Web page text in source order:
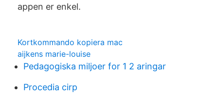
appen er enkel.
Kortkommando kopiera mac
aijkens marie-louise
Pedagogiska miljoer for 1 2 aringar
Procedia cirp